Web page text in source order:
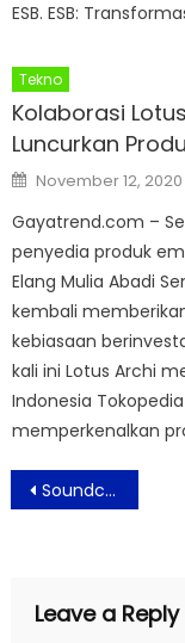
ESB. ESB:
Tekno
Kolaborasi
Luncurkan
Posted
on
November 12, 2020
Gayatrend.com –
penyedia produk
Elang Mulia Abadi
kembali
kebiasaan
kali ini Lotus Archi
Indonesia
memperkenalkan
Post
navigation
Soundcore Wakey Tawarkan Solusi Tidur Anda Hingga Mengisi Daya Ponsel
Leave a Reply